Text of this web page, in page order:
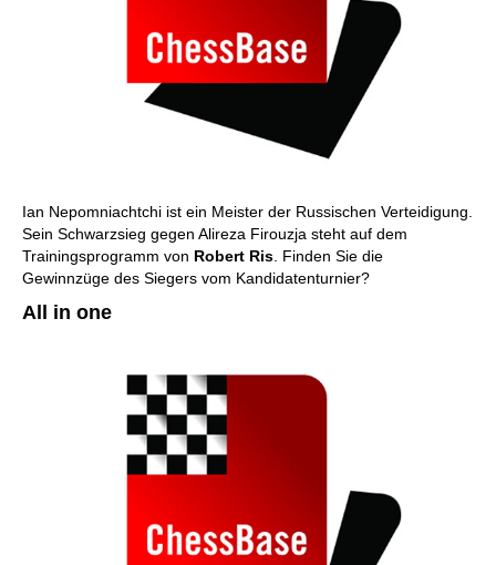
Ian Nepomniachtchi ist ein Meister der Russischen Verteidigung.
Sein Schwarzsieg gegen Alireza Firouzja steht auf dem
Trainingsprogramm von Robert Ris . Finden Sie die
Gewinnzüge des Siegers vom Kandidatenturnier?
All in one